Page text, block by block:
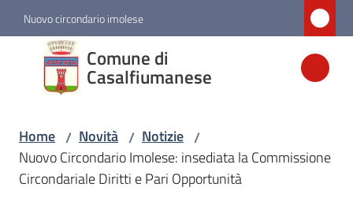
Vai al contenuto
Vai alla navigazione
Vai al footer
Nuovo circondario imolese
Comune di
Casalfiumanese
Comune di
Casalfiumanese
Amministrazione
Home / Novità / Notizie /
Nuovo Circondario Imolese: insediata la Commissione
Circondariale Diritti e Pari Opportunità